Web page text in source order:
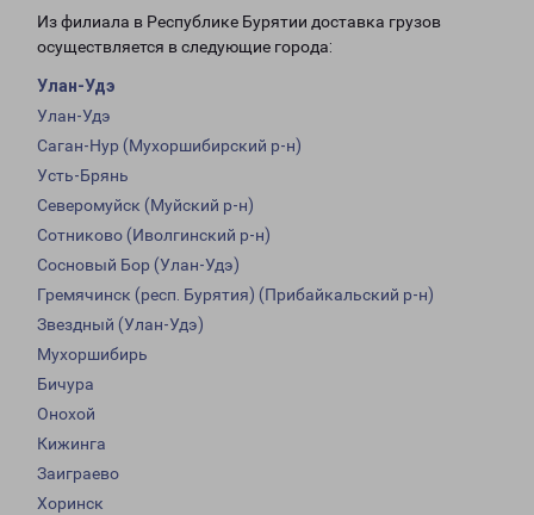
Из филиала в Республике Бурятии доставка грузов
осуществляется в следующие города:
Улан-Удэ
Улан-Удэ
Саган-Нур (Мухоршибирский р-н)
Усть-Брянь
Северомуйск (Муйский р-н)
Сотниково (Иволгинский р-н)
Сосновый Бор (Улан-Удэ)
Гремячинск (респ. Бурятия) (Прибайкальский р-н)
Звездный (Улан-Удэ)
Мухоршибирь
Бичура
Онохой
Кижинга
Заиграево
Хоринск